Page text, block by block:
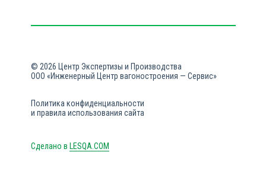
© 2026 Центр Экспертизы и Производства
ООО «Инженерный Центр вагоностроения — Сервис»
Политика конфиденциальности
и правила использования сайта
Сделано в LESQA.COM